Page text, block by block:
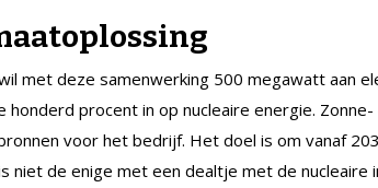
met deze samenwerking 500 megawatt aan
honderd procent in op nucleaire energie.
voor het bedrijf. Het doel is om vanaf
niet de enige met een dealtje met de nucleaire